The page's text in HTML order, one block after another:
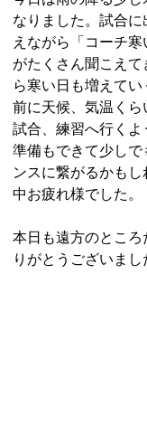
なりました。試合
えながら「コーチ
がたくさん聞こえ
ら寒い日も増えて
前に天候、気温くら
試合、練習へ行く
準備もできて少し
ンスに繋がるかも
中お疲れ様でした。
本日も遠方のとこ
りがとうございまし